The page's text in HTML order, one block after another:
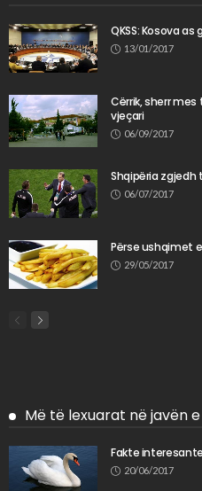
QKSS: Kosova
13/01/2017
Cërrik, sherr
vjeçari
06/09/2017
Shqipëria zgjedh
06/07/2017
Përse ushqimet
29/05/2017
Më të lexuarat në javën
Fakte
20/06/2017